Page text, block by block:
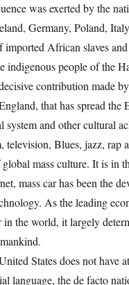
was exerted by the
Germany, Poland,
imported African slaves
indigenous people of the
contribution made
that has spread the
system and other cultural
television, Blues, jazz, rap
mass culture. It is in
mass car has been the
As the leading
the world, it largely
States does not have
language, the de facto